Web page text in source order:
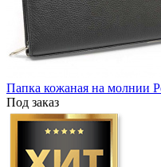
Папка кожаная на молнии
Под заказ